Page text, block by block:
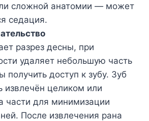
сложной анатомии — может
седация.
разрез десны, при
удаляет небольшую часть
получить доступ к зубу. Зуб
извлечён целиком или
части для минимизации
После извлечения рана